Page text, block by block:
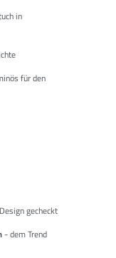
in
für den
gecheckt
- dem Trend